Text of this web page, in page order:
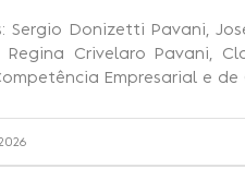
Sergio Donizetti Pavani,
Regina Crivelaro Pavani,
Empresarial e